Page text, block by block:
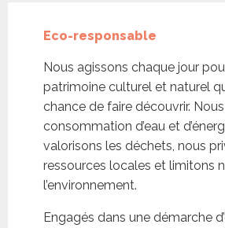
Eco-responsable
Nous agissons chaque jour
patrimoine culturel et naturel
chance de faire découvrir.
consommation d’eau et
valorisons les déchets, nous
ressources locales et limitons
l’environnement.
Engagés dans une démarche